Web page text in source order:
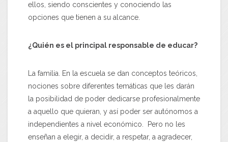
ellos, siendo conscientes y conociendo las
opciones que tienen a su alcance.
¿Quién es el principal responsable de educar?
La familia. En la escuela se dan conceptos teóricos,
nociones sobre diferentes temáticas que les darán
la posibilidad de poder dedicarse profesionalmente
a aquello que quieran, y así poder ser autónomos a
independientes a nivel económico. Pero no les
enseñan a elegir, a decidir, a respetar, a agradecer,